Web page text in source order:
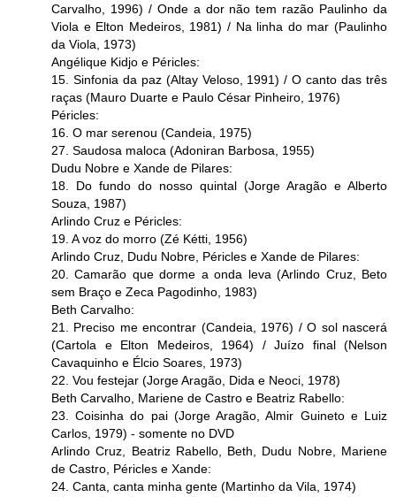
Carvalho, 1996) / Onde a dor não tem razão Paulinho da
Viola e Elton Medeiros, 1981) / Na linha do mar (Paulinho
da Viola, 1973)
Angélique Kidjo e Péricles:
15. Sinfonia da paz (Altay Veloso, 1991) / O canto das três
raças (Mauro Duarte e Paulo César Pinheiro, 1976)
Péricles:
16. O mar serenou (Candeia, 1975)
27. Saudosa maloca (Adoniran Barbosa, 1955)
Dudu Nobre e Xande de Pilares:
18. Do fundo do nosso quintal (Jorge Aragão e Alberto
Souza, 1987)
Arlindo Cruz e Péricles:
19. A voz do morro (Zé Kétti, 1956)
Arlindo Cruz, Dudu Nobre, Péricles e Xande de Pilares:
20. Camarão que dorme a onda leva (Arlindo Cruz, Beto
sem Braço e Zeca Pagodinho, 1983)
Beth Carvalho:
21. Preciso me encontrar (Candeia, 1976) / O sol nascerá
(Cartola e Elton Medeiros, 1964) / Juízo final (Nelson
Cavaquinho e Élcio Soares, 1973)
22. Vou festejar (Jorge Aragão, Dida e Neoci, 1978)
Beth Carvalho, Mariene de Castro e Beatriz Rabello:
23. Coisinha do pai (Jorge Aragão, Almir Guineto e Luiz
Carlos, 1979) - somente no DVD
Arlindo Cruz, Beatriz Rabello, Beth, Dudu Nobre, Mariene
de Castro, Péricles e Xande:
24. Canta, canta minha gente (Martinho da Vila, 1974)